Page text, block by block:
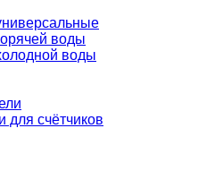
воды
воды
для счётчиков